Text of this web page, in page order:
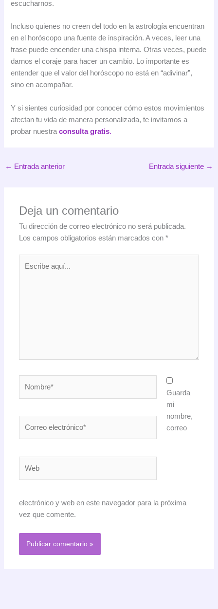
escucharnos.
Incluso quienes no creen del todo en la astrología encuentran
en el horóscopo una fuente de inspiración. A veces, leer una
frase puede encender una chispa interna. Otras veces, puede
darnos el coraje para hacer un cambio. Lo importante es
entender que el valor del horóscopo no está en “adivinar”,
sino en acompañar.
Y si sientes curiosidad por conocer cómo estos movimientos
afectan tu vida de manera personalizada, te invitamos a
probar nuestraconsulta gratis.
← Entrada anterior Entrada siguiente →
Deja un comentario
Tu dirección de correo electrónico no será publicada.
Los campos obligatorios están marcados con*
Guarda
mi
nombre,
correo
electrónico y web en este navegador para la próxima
vez que comente.